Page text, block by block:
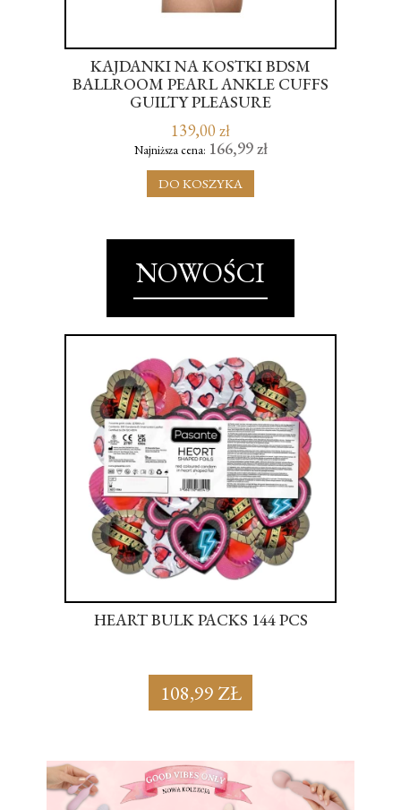
KAJDANKI NA KOSTKI BDSM
BALLROOM PEARL ANKLE CUFFS
GUILTY PLEASURE
139,00 zł
Najniższa cena: 166,99 zł
DO KOSZYKA
NOWOŚCI
HEART BULK PACKS 144 PCS
108,99 ZŁ